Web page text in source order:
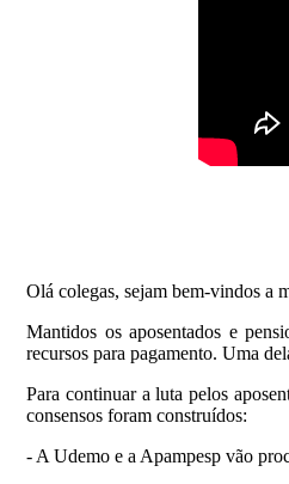
Olá colegas, sejam bem-vindos a
Mantidos os aposentados e
recursos para pagamento. Uma
Para continuar a luta pelos
consensos foram construídos:
- A Udemo e a Apampesp vão